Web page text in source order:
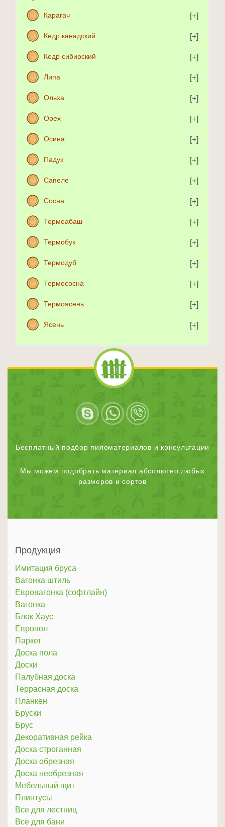
Карагач
Кедр канадский
Кедр сибирский
Липа
Ольха
Орех
Осина
Падук
Сапеле
Сосна
Термоабаш
Термобук
Термодуб
Термососна
Термоясень
Ясень
Бесплатный подбор пиломатериалов и консультации
Мы можем подобрать материал абсолютно любых
размеров и сортов
Продукция
Имитация бруса
Вагонка штиль
Евровагонка (софтлайн)
Вагонка
Блок Хаус
Европол
Паркет
Доска пола
Доски
Палубная доска
Террасная доска
Планкен
Бруски
Брус
Декоративная рейка
Доска строганная
Доска обрезная
Доска необрезная
Мебельный щит
Плинтусы
Все для лестниц
Все для бани